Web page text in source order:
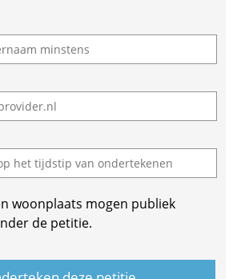
woonplaats mogen publiek
de petitie.